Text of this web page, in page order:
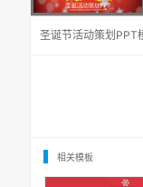
圣诞节活动策划PPT
相关模板